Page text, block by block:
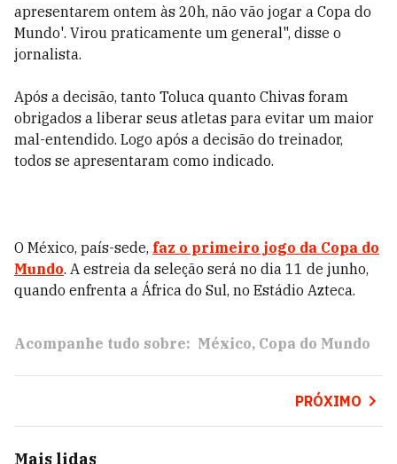
apresentarem ontem às 20h, não vão jogar a Copa do
Mundo'. Virou praticamente um general", disse o
jornalista.
Após a decisão, tanto Toluca quanto Chivas foram
obrigados a liberar seus atletas para evitar um maior
mal-entendido. Logo após a decisão do treinador,
todos se apresentaram como indicado.
O México, país-sede, faz o primeiro jogo da Copa do
Mundo. A estreia da seleção será no dia 11 de junho,
quando enfrenta a África do Sul, no Estádio Azteca.
Acompanhe tudo sobre: México Copa do Mundo
PRÓXIMO
Mais lidas